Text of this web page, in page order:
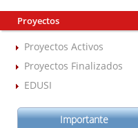
Proyectos
Proyectos Activos
Proyectos Finalizados
EDUSI
Importante